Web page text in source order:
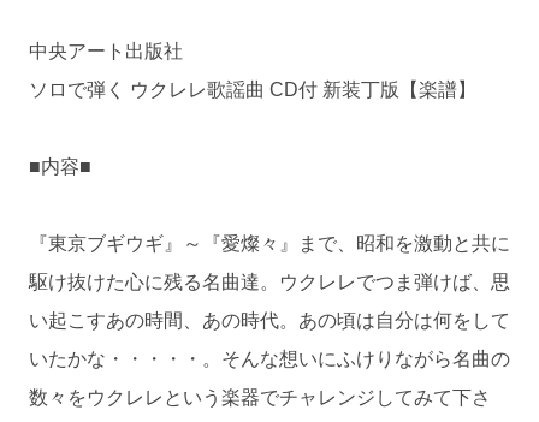
中央アート出版社
ソロで弾く ウクレレ歌謡曲 CD付 新装丁版【楽譜】
■内容■
『東京ブギウギ』～『愛燦々』まで、昭和を激動と共に
駆け抜けた心に残る名曲達。ウクレレでつま弾けば、思
い起こすあの時間、あの時代。あの頃は自分は何をして
いたかな・・・・・。そんな想いにふけりながら名曲の
数々をウクレレという楽器でチャレンジしてみて下さ